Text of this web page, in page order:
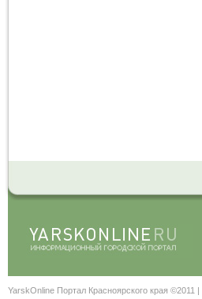
YarskOnline Портал Красноярского края ©2011 |